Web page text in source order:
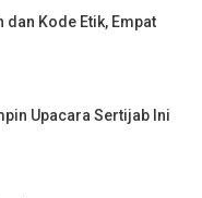
Kode Etik, Empat
Upacara Sertijab Ini